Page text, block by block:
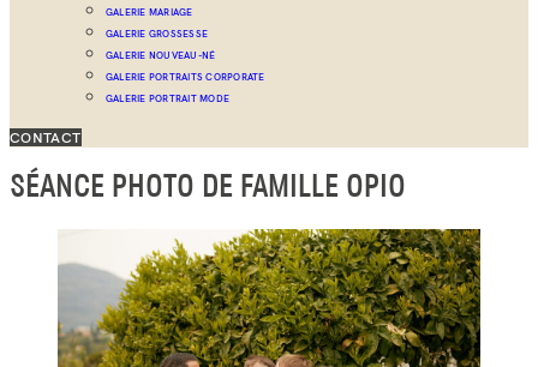
GALERIE MARIAGE
GALERIE GROSSESSE
GALERIE NOUVEAU-NÉ
GALERIE PORTRAITS CORPORATE
GALERIE PORTRAIT MODE
CONTACT
SÉANCE PHOTO DE FAMILLE OPIO